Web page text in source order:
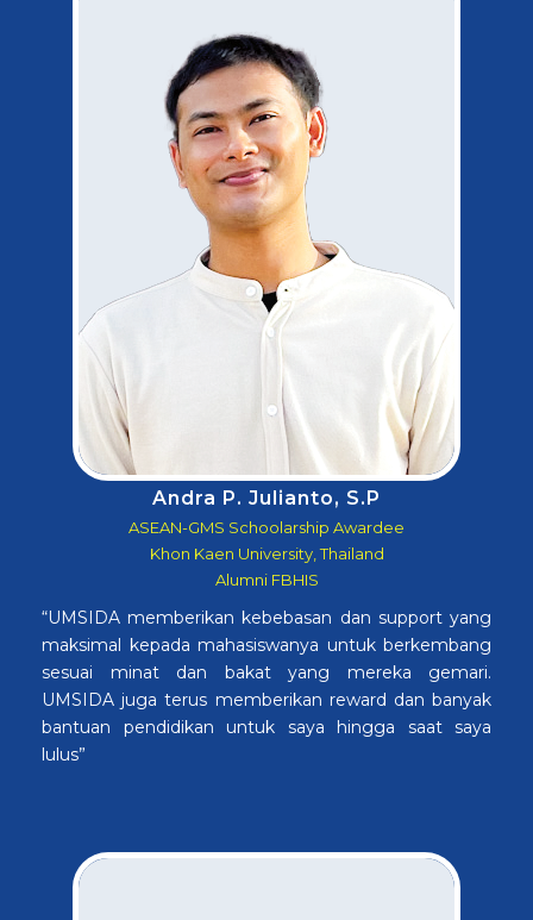
Andra P. Julianto, S.P
ASEAN-GMS Schoolarship Awardee
Khon Kaen University, Thailand
Alumni FBHIS
“UMSIDA memberikan kebebasan dan support yang
maksimal kepada mahasiswanya untuk berkembang
sesuai minat dan bakat yang mereka gemari.
UMSIDA juga terus memberikan reward dan banyak
bantuan pendidikan untuk saya hingga saat saya
lulus”